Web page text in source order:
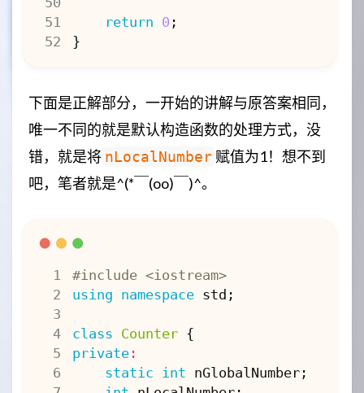
return 0 ;
}
下面是正解部分，一开始的讲解与原答案相同，
唯一不同的就是默认构造函数的处理方式，没
错，就是将 nLocalNumber 赋值为1！想不到
吧，笔者就是^(*￣(oo)￣)^。
4
#include <iostream>
using namespace std ;
class Counter {
private:
static
int nGlobalNumber;